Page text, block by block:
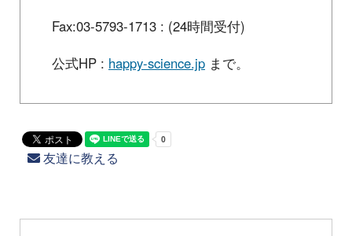
Fax:03-5793-1713 : (24時間受付)
公式HP : happy-science.jp まで。
友達に教える